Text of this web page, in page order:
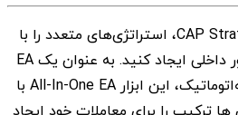
با CAP Strategy Builder EA، استراتژی‌های متعدد را با
بیش از 34 اندیکاتور داخلی ایجاد کنید. به عنوان یک EA
کاملاً خودکار یا نیمه‌اتوماتیک، این ابزار All-In-One EA با